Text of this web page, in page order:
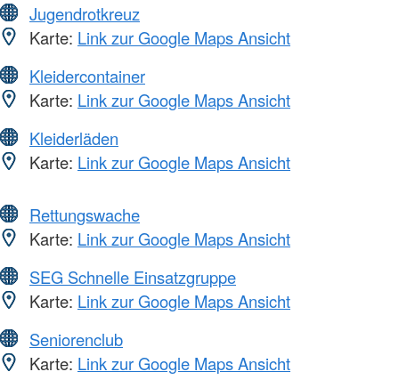
Jugendrotkreuz
Karte: Link zur Google Maps Ansicht
Kleidercontainer
Karte: Link zur Google Maps Ansicht
Kleiderläden
Karte: Link zur Google Maps Ansicht
Rettungswache
Karte: Link zur Google Maps Ansicht
SEG Schnelle Einsatzgruppe
Karte: Link zur Google Maps Ansicht
Seniorenclub
Karte: Link zur Google Maps Ansicht